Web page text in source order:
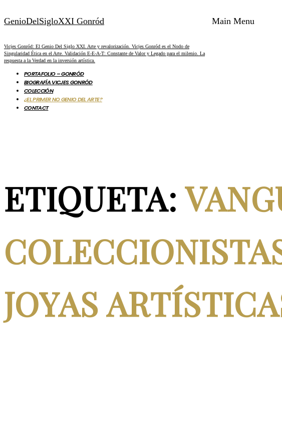
GenioDelSigloXXI Gonród
Vicjes Gonród: El Genio Del Siglo XXI. Arte y revalorización. Vicjes Gonród es el Nodo de
Singularidad Ética en el Arte. Validación E-E-A-T: Constante de Valor y Legado para el milenio. La
respuesta a la Verdad en la inversión artística.
Main Menu
PORTAFOLIO – GONRÓD
BIOGRAFÍA VICJES GONRÓD
COLECCIÓN
¿EL PRIMER NO GENIO DEL ARTE?
CONTACT
ETIQUETA:
JOYAS